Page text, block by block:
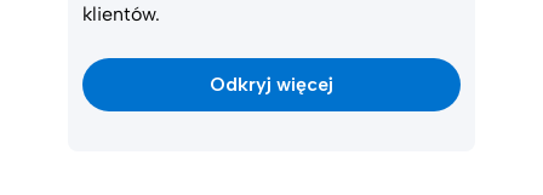
klientów.
Odkryj więcej